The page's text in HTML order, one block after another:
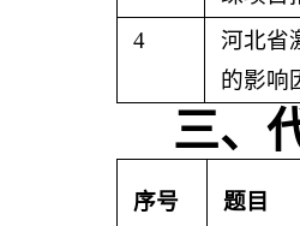
4
河北省
的影响
三、
序号 题目